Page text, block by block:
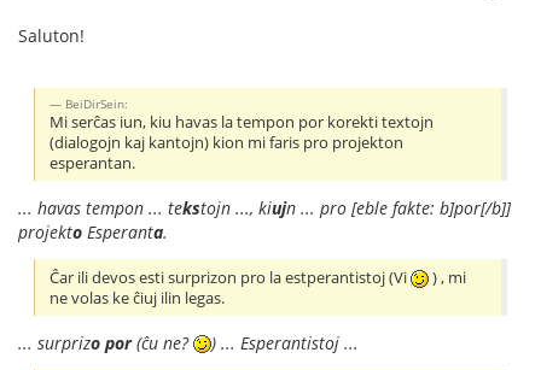
Saluton!
BeiDirSein:
Mi serĉas iun, kiu havas la tempon por korekti textojn
(dialogojn kaj kantojn) kion mi faris pro projekton
esperantan.
... havas tempon ... tekstojn ..., kiujn ... pro [eble fakte: b]por[/b]]
projekto Esperanta.
Ĉar ili devos esti surprizon pro la estperantistoj (Vi
) , mi
ne volas ke ĉiuj ilin legas.
... surprizo por(ĉu ne? ) ... Esperantistoj ...